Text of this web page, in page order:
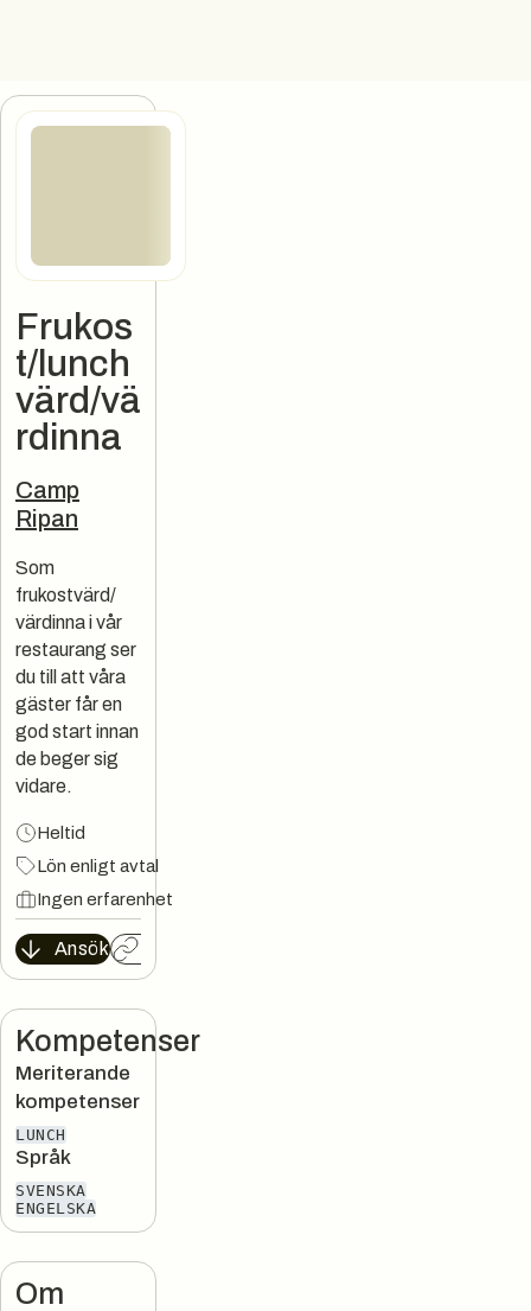
Frukos
t/lunch
värd/vä
rdinna
Jobbannons
Camp
Ripan
Som
frukostvärd/
värdinna i vår
restaurang ser
du till att våra
gäster får en
god start innan
de beger sig
vidare.
Heltid
Lön enligt avtal
Ingen erfarenhet
Ansök
Kompetenser
Meriterande
kompetenser
LUNCH
Språk
SVENSKA
ENGELSKA
Om